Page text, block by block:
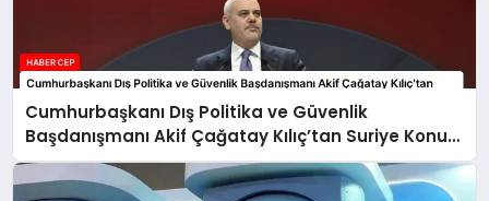
Cumhurbaşkanı Dış Politika ve Güvenlik
Başdanışmanı Akif Çağatay Kılıç’tan Suriye Konulu
Panelde Önemli Değerlendirmeler